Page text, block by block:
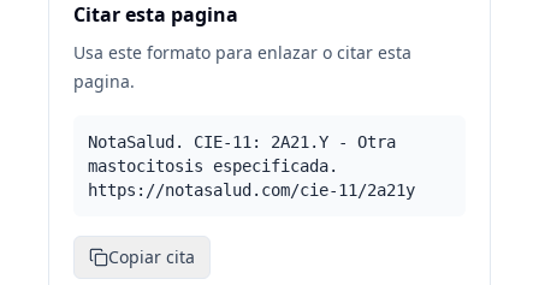
Citar esta pagina
Usa este formato para enlazar o citar esta
pagina.
NotaSalud. CIE-11: 2A21.Y - Otra
mastocitosis especificada.
https://notasalud.com/cie-11/2a21y
Copiar cita